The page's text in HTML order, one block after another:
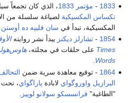
1833
- مؤتمر 1833
، الذي كان تجمعاً
تكساس المكسيكية لصياغة سلسلة من
المكسيكية، تبدأ في سان فليپه ده أوستن
1854
-تشارلز ديكنز يبدأ نشر روايته
Times على حلقات في مجلته،
Words
1864 - توقيع معاهدة سرية ضمن
البرازيل واوروگواي لابادة پاراگواي، تحت
"الطاغية" فرانسسكو سولانو لوپيز